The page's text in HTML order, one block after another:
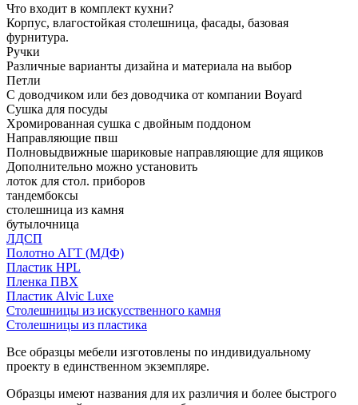
Что входит в комплект кухни?
Корпус, влагостойкая столешница, фасады, базовая
фурнитура.
Ручки
Различные варианты дизайна и материала на выбор
Петли
С доводчиком или без доводчика от компании Boyard
Сушка для посуды
Хромированная сушка с двойным поддоном
Направляющие пвш
Полновыдвижные шариковые направляющие для ящиков
Дополнительно можно установить
лоток для стол. приборов
тандембоксы
столешница из камня
бутылочница
ЛДСП
Полотно АГТ (МДФ)
Пластик HPL
Пленка ПВХ
Пластик Alvic Luxe
Столешницы из искусственного камня
Столешницы из пластика
Все образцы мебели изготовлены по индивидуальному
проекту в единственном экземпляре.
Образцы имеют названия для их различия и более быстрого